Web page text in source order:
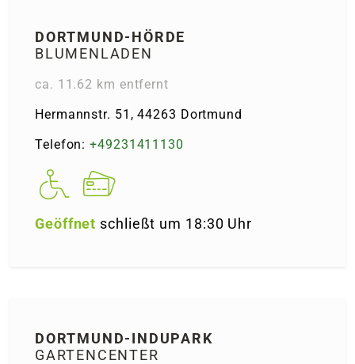
DORT­MUND-HÖRDE
BLUMENLADEN
ca. 11.62 km entfernt
Hermannstr. 51, 44263 Dortmund
Telefon:+49231411130
Geöffnet schließt um 18:30 Uhr
DORT­MUND-INDU­PARK
GARTENCENTER